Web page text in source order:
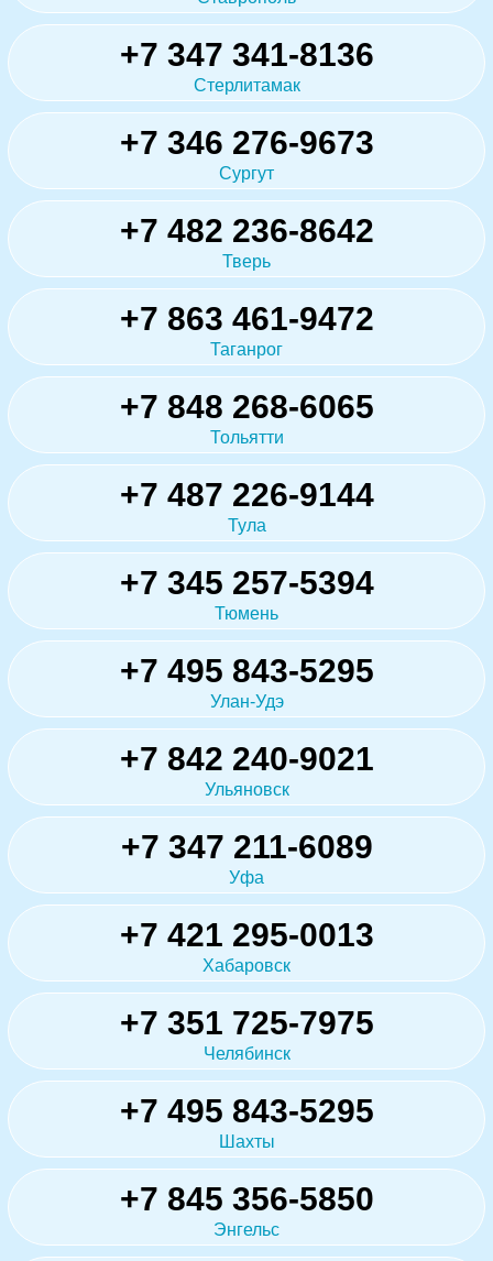
+7 347 341-8136
Стерлитамак
+7 346 276-9673
Сургут
+7 482 236-8642
Тверь
+7 863 461-9472
Таганрог
+7 848 268-6065
Тольятти
+7 487 226-9144
Тула
+7 345 257-5394
Тюмень
+7 495 843-5295
Улан-Удэ
+7 842 240-9021
Ульяновск
+7 347 211-6089
Уфа
+7 421 295-0013
Хабаровск
+7 351 725-7975
Челябинск
+7 495 843-5295
Шахты
+7 845 356-5850
Энгельс